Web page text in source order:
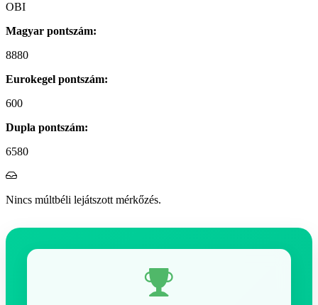
OBI
Magyar pontszám:
8880
Eurokegel pontszám:
600
Dupla pontszám:
6580
Nincs múltbéli lejátszott mérkőzés.